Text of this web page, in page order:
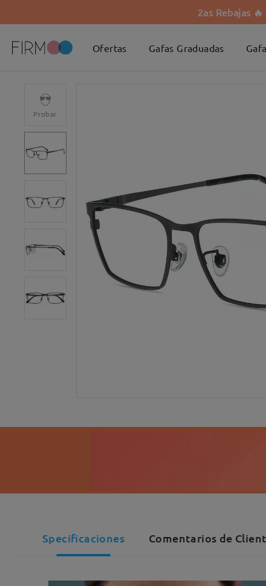
2as Rebajas
Ofertas Gafas Graduadas
Probar
Specificaciones Comentarios de